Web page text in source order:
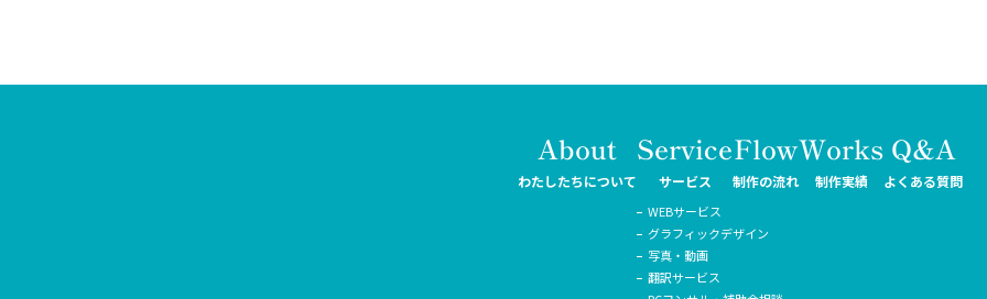
About
わたしたちについて
Service
サービス
WEBサービス
グラフィックデザイン
写真・動画
翻訳サービス
Flow
制作の流れ
Works
制作実績
Q&A
よくある質問